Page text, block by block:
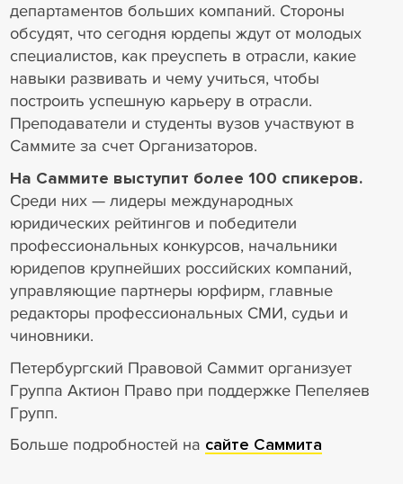
департаментов больших компаний. Стороны
обсудят, что сегодня юрдепы ждут от молодых
специалистов, как преуспеть в отрасли, какие
навыки развивать и чему учиться, чтобы
построить успешную карьеру в отрасли.
Преподаватели и студенты вузов участвуют в
Саммите за счет Организаторов.
На Саммите выступит более 100 спикеров.
Среди них — лидеры международных
юридических рейтингов и победители
профессиональных конкурсов, начальники
юридепов крупнейших российских компаний,
управляющие партнеры юрфирм, главные
редакторы профессиональных СМИ, судьи и
чиновники.
Петербургский Правовой Саммит организует
Группа Актион Право при поддержке Пепеляев
Групп.
Больше подробностей на сайте Саммита